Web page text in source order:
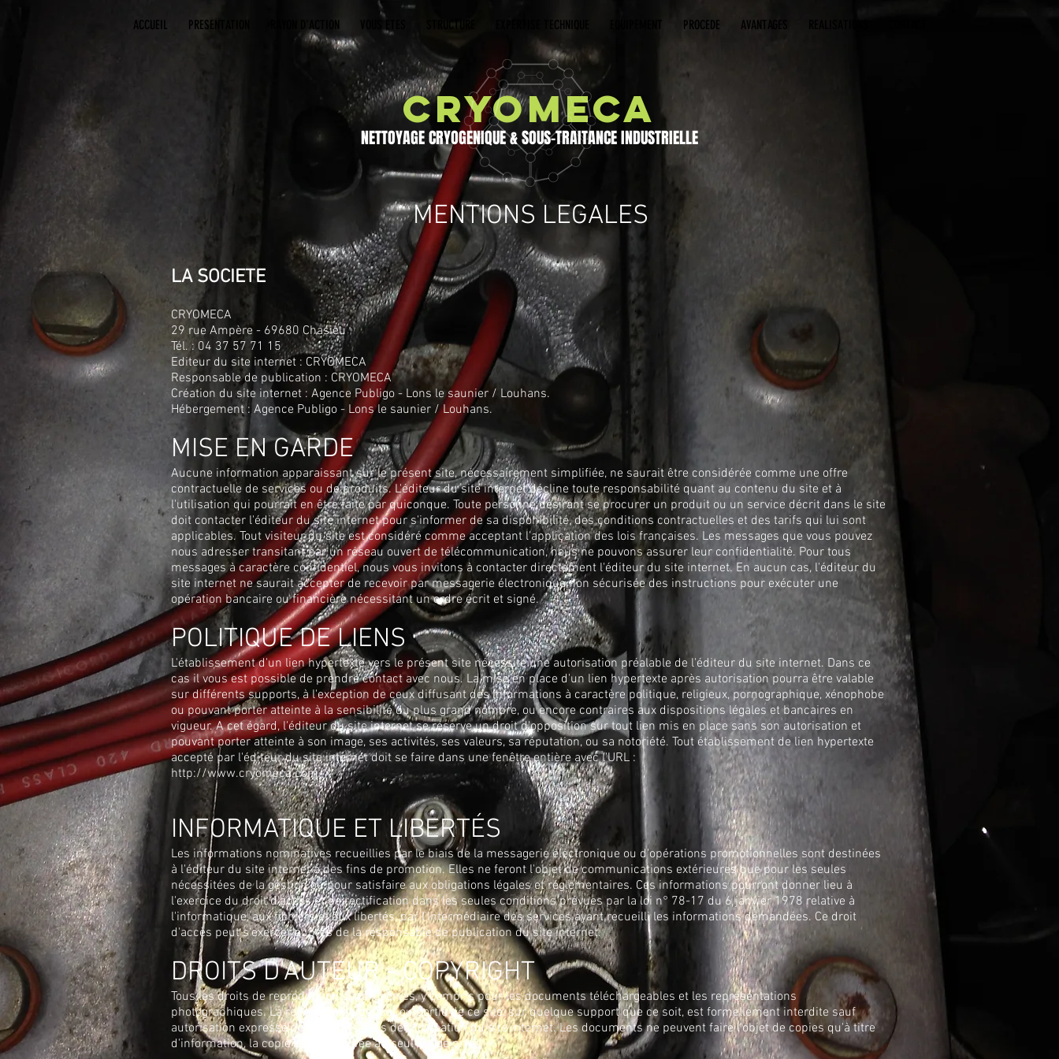
ACCUEIL PRESENTATION RAYON D'ACTION STRUCTURE EXPERTISE TECHNIQUE PROCEDE AVANTAGES
NETTOYAGE CRYOGENIQUE & SOUS-TRAITANCE INDUSTRIELLE
CRYOMECA
MENTIONS LEGALES
LA SOCIETE
CRYOMECA
29 rue Ampère - 69680 Chasieu
Tél. : 04 37 57 71 15
Editeur du site internet : CRYOMECA
Responsable de publication : CRYOMECA
Création du site internet : Agence Publigo - Lons le saunier / Louhans.
Hébergement : Agence Publigo - Lons le saunier / Louhans.
MISE EN GARDE
Aucune information apparaissant sur le présent site, nécessairement simplifiée, ne saurait être considérée comme une offre
contractuelle de services ou de produits. L'éditeur du site internet décline toute responsabilité quant au contenu du site et à
l'utilisation qui pourrait en être faite par quiconque. Toute personne désirant se procurer un produit ou un service décrit dans le site
doit contacter l'éditeur du site internet pour s'informer de sa disponibilité, des conditions contractuelles et des tarifs qui lui sont
applicables. Tout visiteur du site est considéré comme acceptant l'application des lois françaises. Les messages que vous pouvez
nous adresser transitant par un réseau ouvert de télécommunication, nous ne pouvons assurer leur confidentialité. Pour tous
messages à caractère confidentiel, nous vous invitons à contacter directement l'éditeur du site internet. En aucun cas, l'éditeur du
site internet ne saurait accepter de recevoir par messagerie électronique non sécurisée des instructions pour exécuter une
opération bancaire ou financière nécessitant un ordre écrit et signé.
POLITIQUE DE LIENS
L'établissement d'un lien hypertexte vers le présent site nécessite une autorisation préalable de l'éditeur du site internet. Dans ce
cas il vous est possible de prendre contact avec nous. La mise en place d'un lien hypertexte après autorisation pourra être valable
sur différents supports, à l'exception de ceux diffusant des informations à caractère politique, religieux, pornographique, xénophobe
ou pouvant porter atteinte à la sensibilité du plus grand nombre, ou encore contraires aux dispositions légales et bancaires en
vigueur. A cet égard, l'éditeur du site internet se réserve un droit d'opposition sur tout lien mis en place sans son autorisation et
pouvant porter atteinte à son image, ses activités, ses valeurs, sa réputation, ou sa notoriété. Tout établissement de lien hypertexte
accepté par l'éditeur du site internet doit se faire dans une fenêtre entière avec l'URL :
http://www.cryomeca.com/
INFORMATIQUE ET LIBERTÉS
Les informations nominatives recueillies par le biais de la messagerie électronique ou d'opérations promotionnelles sont destinées
à l'éditeur du site internet à des fins de promotion. Elles ne feront l'objet de communications extérieures que pour les seules
nécessitées de la gestion ou pour satisfaire aux obligations légales et réglementaires. Ces informations pourront donner lieu à
l'exercice du droit d'accès et de rectification dans les seules conditions prévues par la loi n° 78-17 du 6 janvier 1978 relative à
l'informatique, aux fichiers et aux libertés, par l'intermédiaire des services ayant recueilli les informations demandées. Ce droit
d'accès peut s'exercer auprès de la responsable de publication du site internet.
DROITS D'AUTEUR - COPYRIGHT
Tous les droits de reproduction sont réservés, y compris pour les documents téléchargeables et les représentations
photographiques. La reproduction de tout ou partie de ce site, sur quelque support que ce soit, est formellement interdite sauf
autorisation expresse des responsables de publication du site internet. Les documents ne peuvent faire l'objet de copies qu'à titre
d'information, la copie étant réservée au seul usage privé.